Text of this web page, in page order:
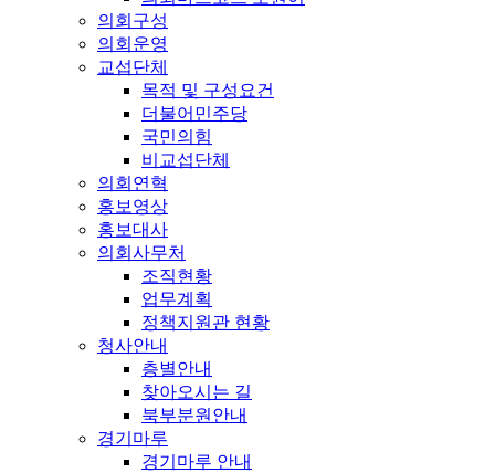
의회구성
의회운영
교섭단체
목적 및 구성요건
더불어민주당
국민의힘
비교섭단체
의회연혁
홍보영상
홍보대사
의회사무처
조직현황
업무계획
정책지원관 현황
청사안내
층별안내
찾아오시는 길
북부분원안내
경기마루
경기마루 안내